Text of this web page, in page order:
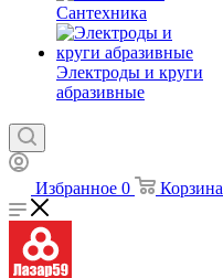
Сантехника
Электроды и круги
абразивные
Избранное 0 Корзина